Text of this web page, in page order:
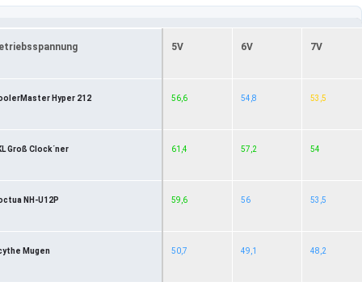
5V 6V 7V
Hyper 212 56,6 54,8 53,5
Groß Clock´ner 61,4 57,2 54
NH-U12P 59,6 56 53,5
Mugen 50,7 49,1 48,2